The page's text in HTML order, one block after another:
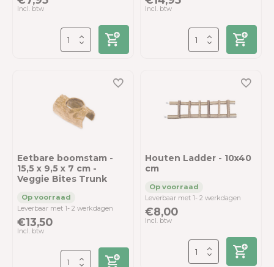
Incl. btw Incl. btw
Eetbare boomstam -
15,5 x 9,5 x 7 cm -
Veggie Bites Trunk
Leverbaar met 1- 2 werkdagen
€13,50
Incl. btw
Houten Ladder - 10x40
cm
Leverbaar met 1- 2 werkdagen
€8,00
Incl. btw